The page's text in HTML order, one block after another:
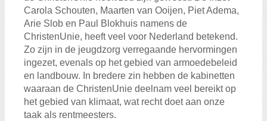
Carola Schouten, Maarten van Ooijen, Piet Adema,
Arie Slob en Paul Blokhuis namens de
ChristenUnie, heeft veel voor Nederland betekend.
Zo zijn in de jeugdzorg verregaande hervormingen
ingezet, evenals op het gebied van armoedebeleid
en landbouw. In bredere zin hebben de kabinetten
waaraan de ChristenUnie deelnam veel bereikt op
het gebied van klimaat, wat recht doet aan onze
taak als rentmeesters.